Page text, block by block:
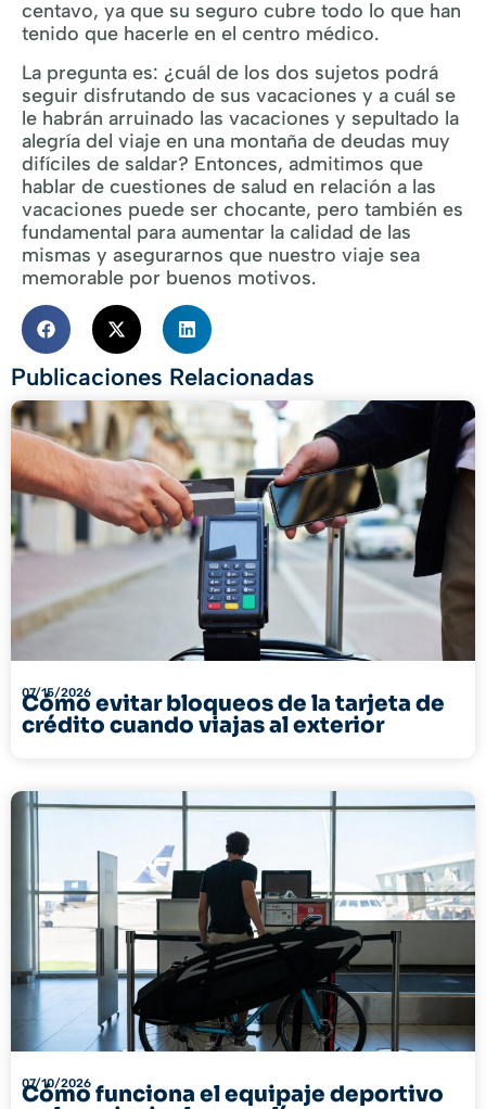
centavo, ya que su seguro cubre todo lo que han
tenido que hacerle en el centro médico.
La pregunta es: ¿cuál de los dos sujetos podrá
seguir disfrutando de sus vacaciones y a cuál se
le habrán arruinado las vacaciones y sepultado la
alegría del viaje en una montaña de deudas muy
difíciles de saldar? Entonces, admitimos que
hablar de cuestiones de salud en relación a las
vacaciones puede ser chocante, pero también es
fundamental para aumentar la calidad de las
mismas y asegurarnos que nuestro viaje sea
memorable por buenos motivos.
Publicaciones Relacionadas
07/15/2026
Cómo evitar bloqueos de la tarjeta de
crédito cuando viajas al exterior
07/10/2026
Cómo funciona el equipaje deportivo